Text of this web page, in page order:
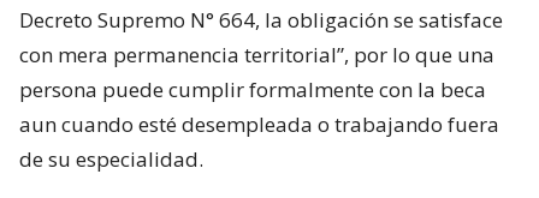
Decreto Supremo N° 664, la obligación se satisface
con mera permanencia territorial”, por lo que una
persona puede cumplir formalmente con la beca
aun cuando esté desempleada o trabajando fuera
de su especialidad.